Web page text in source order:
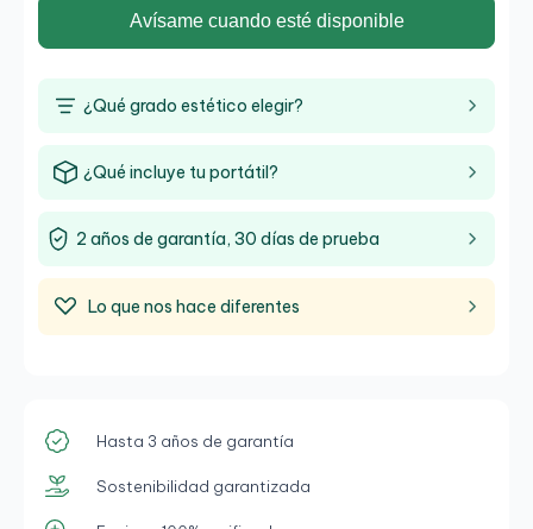
Avísame cuando esté disponible
¿Qué grado estético elegir?
¿Qué incluye tu portátil?
2 años de garantía, 30 días de prueba
Lo que nos hace diferentes
Hasta 3 años de garantía
Sostenibilidad garantizada